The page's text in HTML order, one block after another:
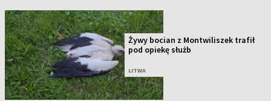
Żywy bocian z Montwiliszek trafił
pod opiekę służb
LITWA